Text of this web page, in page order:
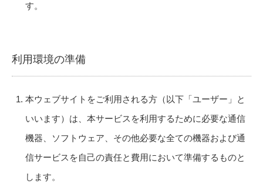
す。
利用環境の準備
本ウェブサイトをご利用される方（以下「ユーザー」と
いいます）は、本サービスを利用するために必要な通信
機器、ソフトウェア、その他必要な全ての機器および通
信サービスを自己の責任と費用において準備するものと
します。